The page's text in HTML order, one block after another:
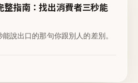
整指南：找出消費者三秒能
說出口的那句你跟別人的差別。